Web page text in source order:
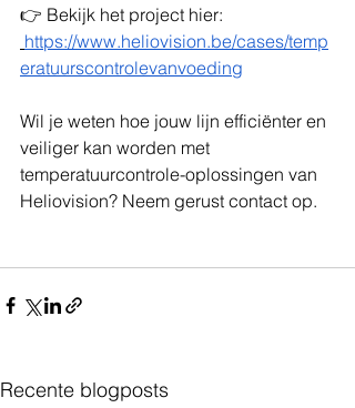
👉 Bekijk het project hier:
https://www.heliovision.be/cases/temp
eratuurscontrolevanvoeding
Wil je weten hoe jouw lijn efficiënter en
veiliger kan worden met
temperatuurcontrole-oplossingen van
Heliovision? Neem gerust contact op.
Recente blogposts